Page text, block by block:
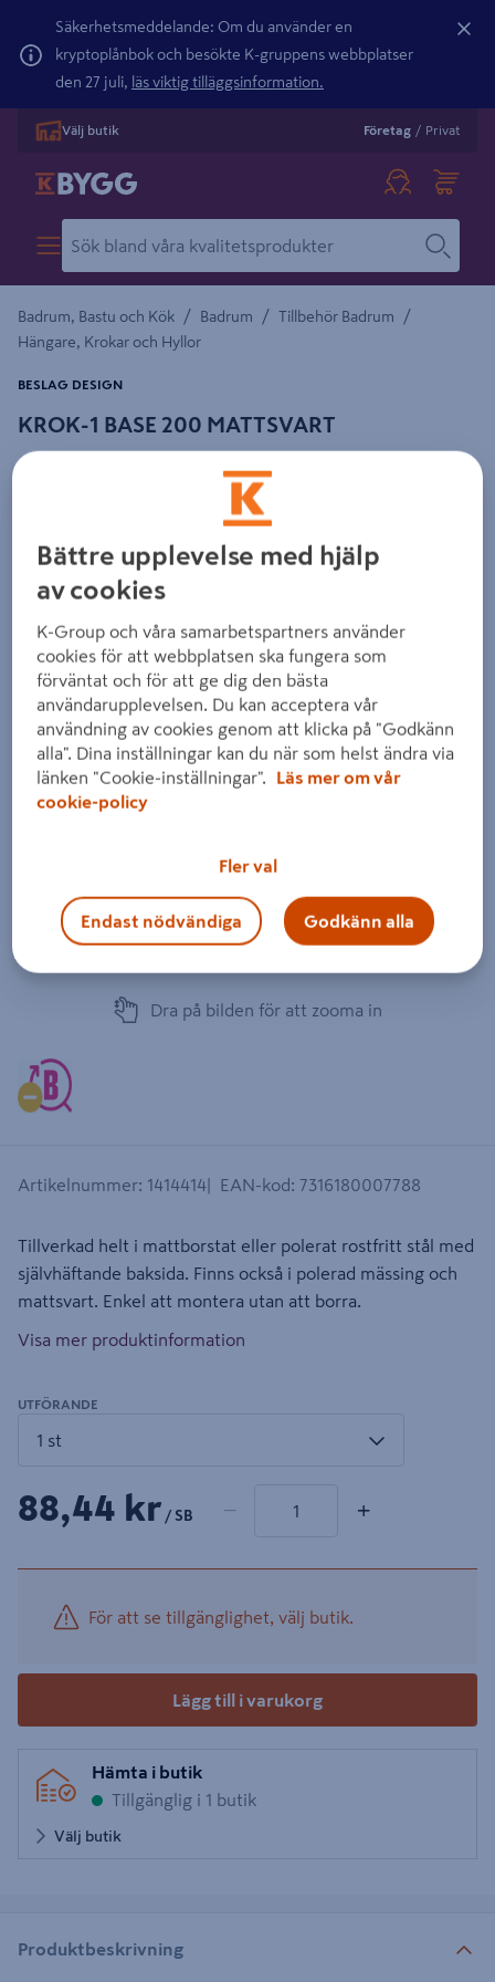
Säkerhetsmeddelande: Om du använder en
kryptoplånbok och besökte K-gruppens webbplatser
den 27 juli, läs viktig tilläggsinformation.
Välj butik Företag / Privat
Badrum, Bastu och Kök / Badrum / Tillbehör Badrum /
Hängare, Krokar och Hyllor
KROK-1 BASE 200 MATTSVART
BESLAG DESIGN
Detaljerad beskrivning finns i produktbeskrivningsområdet
Dra på bilden för att zooma in
Artikelnummer: 1414414 EAN-kod: 7316180007788
Tillverkad helt i mattborstat eller polerat rostfritt stål med
självhäftande baksida. Finns också i polerad mässing och
mattsvart. Enkel att montera utan att borra.
Visa mer produktinformation
UTFÖRANDE
88,44 kr / SB − +
För att se tillgänglighet, välj butik.
Lägg till i varukorg
Hämta i butik
Tillgänglig i 1 butik
Välj butik
Produktbeskrivning
Bättre upplevelse med hjälp
av cookies
K-Group och våra samarbetspartners använder
cookies för att webbplatsen ska fungera som
förväntat och för att ge dig den bästa
användarupplevelsen. Du kan acceptera vår
användning av cookies genom att klicka på "Godkänn
alla". Dina inställningar kan du när som helst ändra via
länken "Cookie-inställningar".
Läs mer om vår
cookie-policy
Fler val
Endast nödvändiga Godkänn alla